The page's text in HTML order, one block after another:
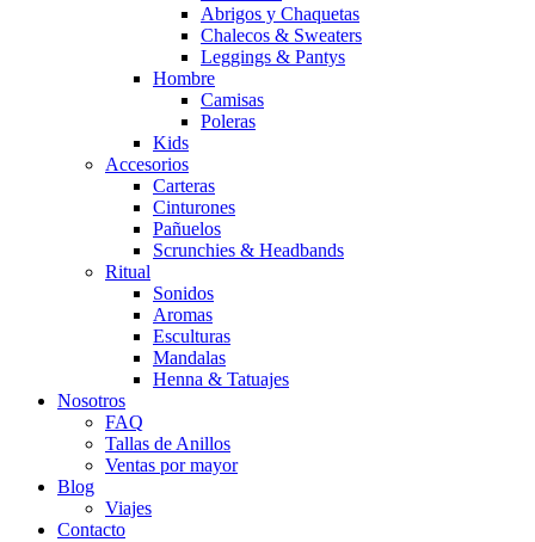
Abrigos y Chaquetas
Chalecos & Sweaters
Leggings & Pantys
Hombre
Camisas
Poleras
Kids
Accesorios
Carteras
Cinturones
Pañuelos
Scrunchies & Headbands
Ritual
Sonidos
Aromas
Esculturas
Mandalas
Henna & Tatuajes
Nosotros
FAQ
Tallas de Anillos
Ventas por mayor
Blog
Viajes
Contacto